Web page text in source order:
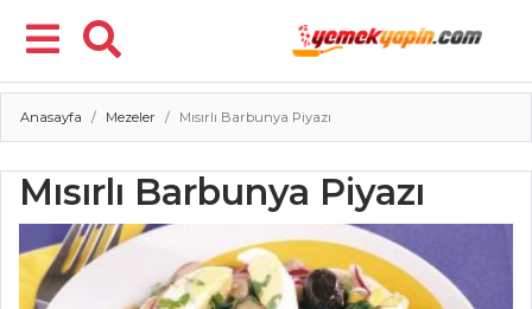
Menü
Anasayfa Mezeler Mısırlı Barbunya Piyazı
Mısırlı Barbunya Piyazı